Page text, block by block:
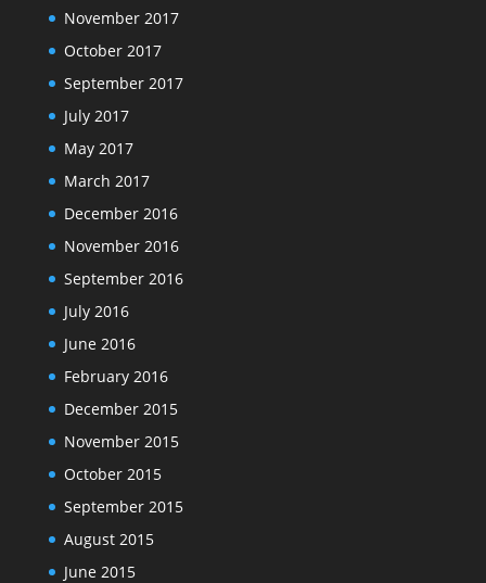
November 2017
October 2017
September 2017
July 2017
May 2017
March 2017
December 2016
November 2016
September 2016
July 2016
June 2016
February 2016
December 2015
November 2015
October 2015
September 2015
August 2015
June 2015